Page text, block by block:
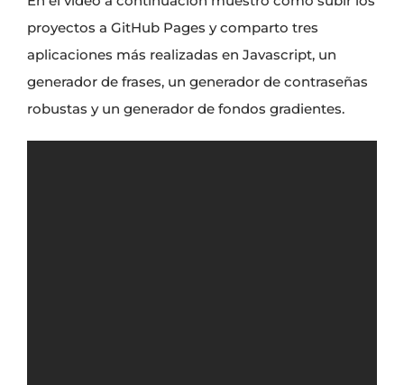
proyectos a GitHub Pages y comparto tres
aplicaciones más realizadas en Javascript, un
generador de frases, un generador de contraseñas
robustas y un generador de fondos gradientes.